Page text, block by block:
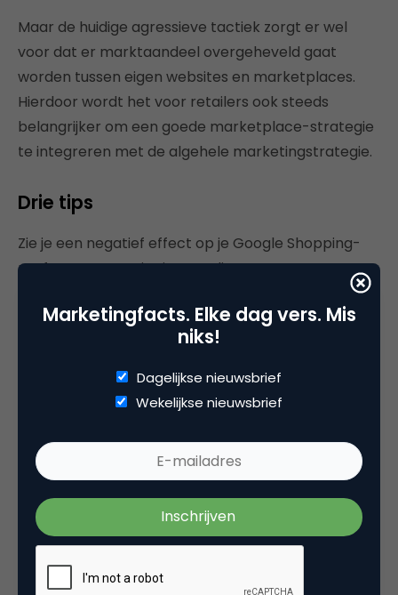
Maar de huidige agressieve tactiek zorgt er wel
voor dat er marktaandeel overgeheveld gaat
worden tussen eigen websites en marketplaces.
Hierdoor wordt het voor retailers ook steeds
belangrijker om een goede marketplace-strategie
te integreren met de algehele marketingstrategie.
Drie tips
Zie je een negatief effect op je Google Shopping-
performance? Drie tips om dit tegen te gaan.
1. Kijk naar het brede plaatje. Bekijk goed welke
producten je via Amazon, Bol en Google Shopping
en sales op? Combineer dit zodat je op bredere
winstmaximalisatie over alle kanalen heen kan
2. Push je meest winstgevende producten het
hardst via Google Shopping. Deze producten zullen
als de CPC onder druk komt te staan door de
concurrentie nog steeds winst behalen onder aan
de streep. Ga nogmaals je setup en producten door
Marketingfacts. Elke dag vers. Mis
niks!
Dagelijkse nieuwsbrief
Wekelijkse nieuwsbrief